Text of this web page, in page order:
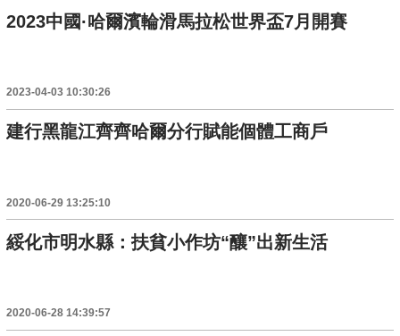
2023中國·哈爾濱輪滑馬拉松世界盃7月開賽
2023-04-03 10:30:26
建行黑龍江齊齊哈爾分行賦能個體工商戶
2020-06-29 13:25:10
綏化市明水縣：扶貧小作坊“釀”出新生活
2020-06-28 14:39:57